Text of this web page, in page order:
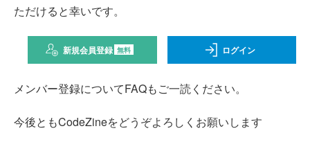
ただけると幸いです。
新規会員登録 無料 ログイン
メンバー登録についてFAQもご一読ください。
今後ともCodeZineをどうぞよろしくお願いします